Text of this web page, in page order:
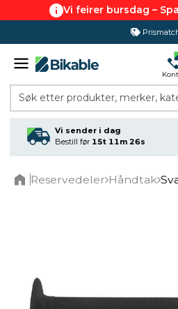
Vi feirer bursdag –
Søk etter produkter, merker,
Vi sender i dag
Bestill før 15t 11m 25s
Reservedeler Håndtak